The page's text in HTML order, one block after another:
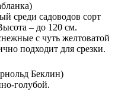
среди садоводов сорт
– до 120 см.
с чуть желтоватой
подходит для срезки.
Беклин)
голубой.